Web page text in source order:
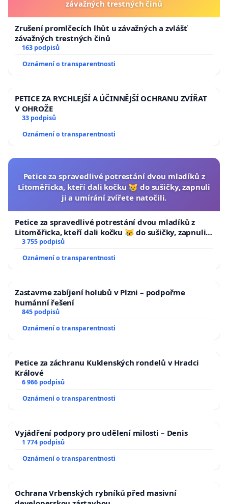
závažných trestných činů
Zrušení promlčecích lhůt u závažných a zvlášť
závažných trestných činů
163 podpisů
Oznámení o transparentnosti
PETICE ZA RYCHLEJŠÍ A ÚČINNĚJŠÍ OCHRANU ZVÍŘAT
V OHROŽE
33 podpisů
Oznámení o transparentnosti
Petice za spravedlivé potrestání dvou mladíků z
Litoměřicka, kteří dali kočku 😿 do sušičky, zapnuli
ji a umírání zvířete natočili.
Petice za spravedlivé potrestání dvou mladíků z
Litoměřicka, kteří dali kočku 😿 do sušičky, zapnuli ji
a umírání zvířete natočili.
3 755 podpisů
Oznámení o transparentnosti
Zastavme zabíjení holubů v Plzni – podpořme
humánní řešení
845 podpisů
Oznámení o transparentnosti
Petice za záchranu Kuklenských rondelů v Hradci
Králové
6 966 podpisů
Oznámení o transparentnosti
Vyjádření podpory pro udělení milosti – Denis
1 774 podpisů
Oznámení o transparentnosti
Ochrana Vrbenských rybníků před masivní